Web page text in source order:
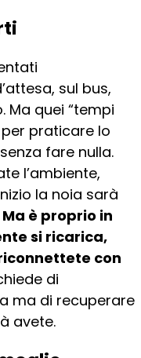
sul bus,
Ma quei “tempi
praticare lo
fare nulla.
l’ambiente,
la noia sarà
Ma è proprio in
si ricarica,
con
di
ma di recuperare
avete.